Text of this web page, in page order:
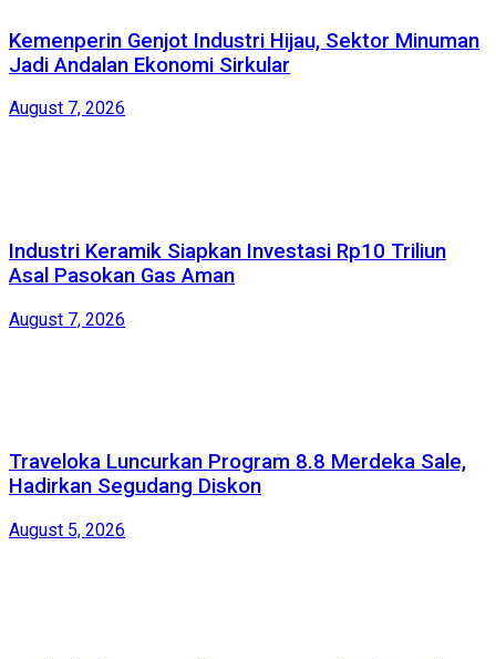
Kemenperin Genjot Industri Hijau, Sektor Minuman
Jadi Andalan Ekonomi Sirkular
August 7, 2026
Industri Keramik Siapkan Investasi Rp10 Triliun
Asal Pasokan Gas Aman
August 7, 2026
Traveloka Luncurkan Program 8.8 Merdeka Sale,
Hadirkan Segudang Diskon
August 5, 2026